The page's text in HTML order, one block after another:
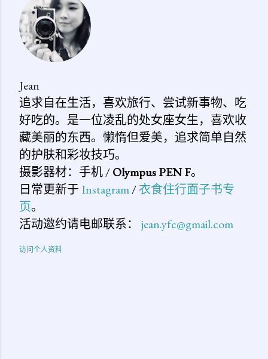
论
Jean
追求自在生活，喜欢旅行、尝试新事物、吃
好吃的。是一位凌乱的处女座女生，喜欢收
藏美丽的东西。懒惰但爱美，追求简单自然
的护肤和彩妆技巧。
摄影器材：手机 /Olympus PEN F。
日常更新于 Instagram/衣食住行面子书专
页。
活动邀约请电邮联系： jean.yfc@gmail.com
访问个人资料